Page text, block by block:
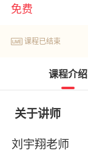
免费
课程已结束
课程介绍
关于讲师
刘宇翔老师